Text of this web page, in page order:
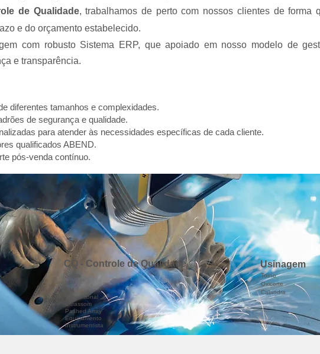
de Qualidade, trabalhamos de perto com nossos clientes de forma
e do orçamento estabelecido.
com robusto Sistema ERP, que apoiado em nosso modelo de
e transparência.
diferentes tamanhos e complexidades.
de segurança e qualidade.
para atender às necessidades específicas de cada cliente.
qualificados ABEND.
pós-venda contínuo.
CQ - Controle de Qualidade
Solda
PM
Dimensional
Ultrassom
Pashed Array
Equipamento
Instrumentista
Usinagem
Torno
Oxicorte
Calandra